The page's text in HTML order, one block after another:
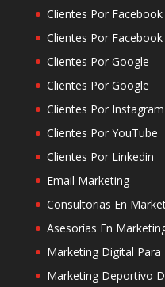
Clientes Por Facebook
Clientes Por Facebook
Clientes Por Google
Clientes Por Google
Clientes Por Instagram
Clientes Por YouTube
Clientes Por Linkedin
Email Marketing
Consultorias En
Asesorías En
Marketing Digital
Marketing Deportivo